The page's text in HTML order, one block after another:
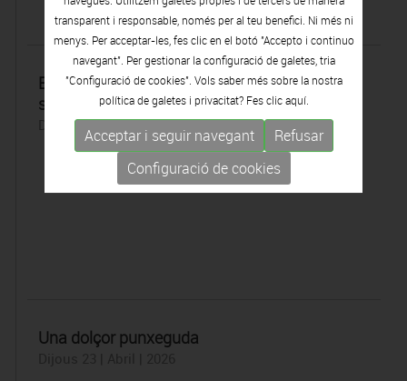
El hospital del Mar de Barcelona humaniza
sus rincones con las obras de diez artistas
Dimarts 28 | Abril | 2026
Una dolçor punxeguda
transparent i responsable, només per al teu benefici. Ni més ni
menys. Per acceptar-les, fes clic en el botó "Accepto i continuo
navegant". Per gestionar la configuració de galetes, tria
"Configuració de cookies". Vols saber més sobre la nostra
política de galetes i privacitat? Fes clicaquí.
Acceptar i seguir navegant
Refusar
Configuració de cookies